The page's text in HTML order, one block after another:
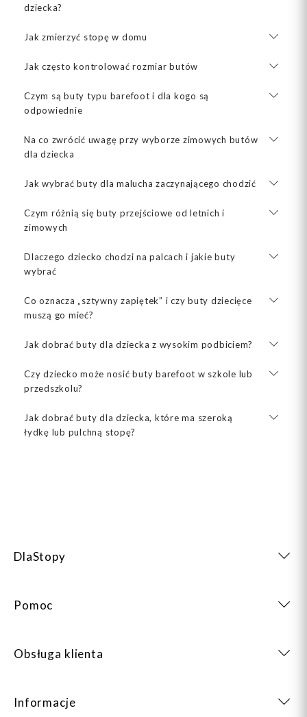
dziecka?
Jak zmierzyć stopę w domu
Jak często kontrolować rozmiar butów
Czym są buty typu barefoot i dla kogo są
odpowiednie
Na co zwrócić uwagę przy wyborze zimowych butów
dla dziecka
Jak wybrać buty dla malucha zaczynającego chodzić
Czym różnią się buty przejściowe od letnich i
zimowych
Dlaczego dziecko chodzi na palcach i jakie buty
wybrać
Co oznacza „sztywny zapiętek” i czy buty dziecięce
muszą go mieć?
Jak dobrać buty dla dziecka z wysokim podbiciem?
Czy dziecko może nosić buty barefoot w szkole lub
przedszkolu?
Jak dobrać buty dla dziecka, które ma szeroką
łydkę lub pulchną stopę?
DlaStopy
Pomoc
Obsługa klienta
Informacje